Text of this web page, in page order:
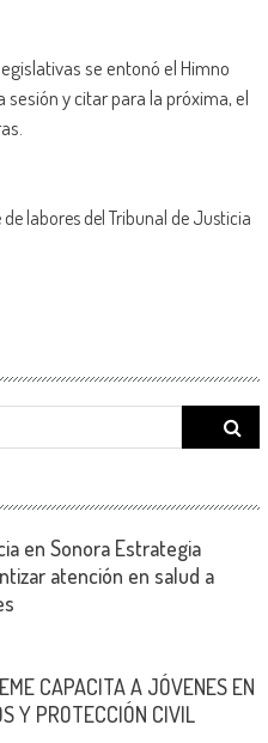
se entonó el Himno
y citar para la próxima, el
labores del Tribunal de Justicia
Search
for:
en Sonora Estrategia
atención en salud a
CAPACITA A JÓVENES EN
Y PROTECCIÓN CIVIL